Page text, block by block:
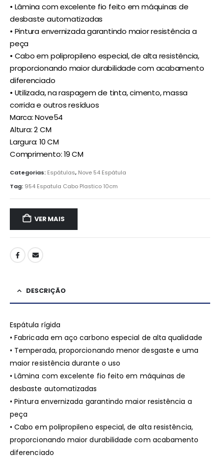
• Lâmina com excelente fio feito em máquinas de
desbaste automatizadas
• Pintura envernizada garantindo maior resistência a
peça
• Cabo em polipropileno especial, de alta resistência,
proporcionando maior durabilidade com acabamento
diferenciado
• Utilizada, na raspagem de tinta, cimento, massa
corrida e outros resíduos
Marca: Nove54
Altura: 2 CM
Largura: 10 CM
Comprimento: 19 CM
Categorias: Espátulas, Nove 54 Espátula
Tag: 954 Espatula Cabo Plastico 10cm
VER MAIS
DESCRIÇÃO
Espátula rígida
• Fabricada em aço carbono especial de alta qualidade
• Temperada, proporcionando menor desgaste e uma
maior resistência durante o uso
• Lâmina com excelente fio feito em máquinas de
desbaste automatizadas
• Pintura envernizada garantindo maior resistência a
peça
• Cabo em polipropileno especial, de alta resistência,
proporcionando maior durabilidade com acabamento
diferenciado